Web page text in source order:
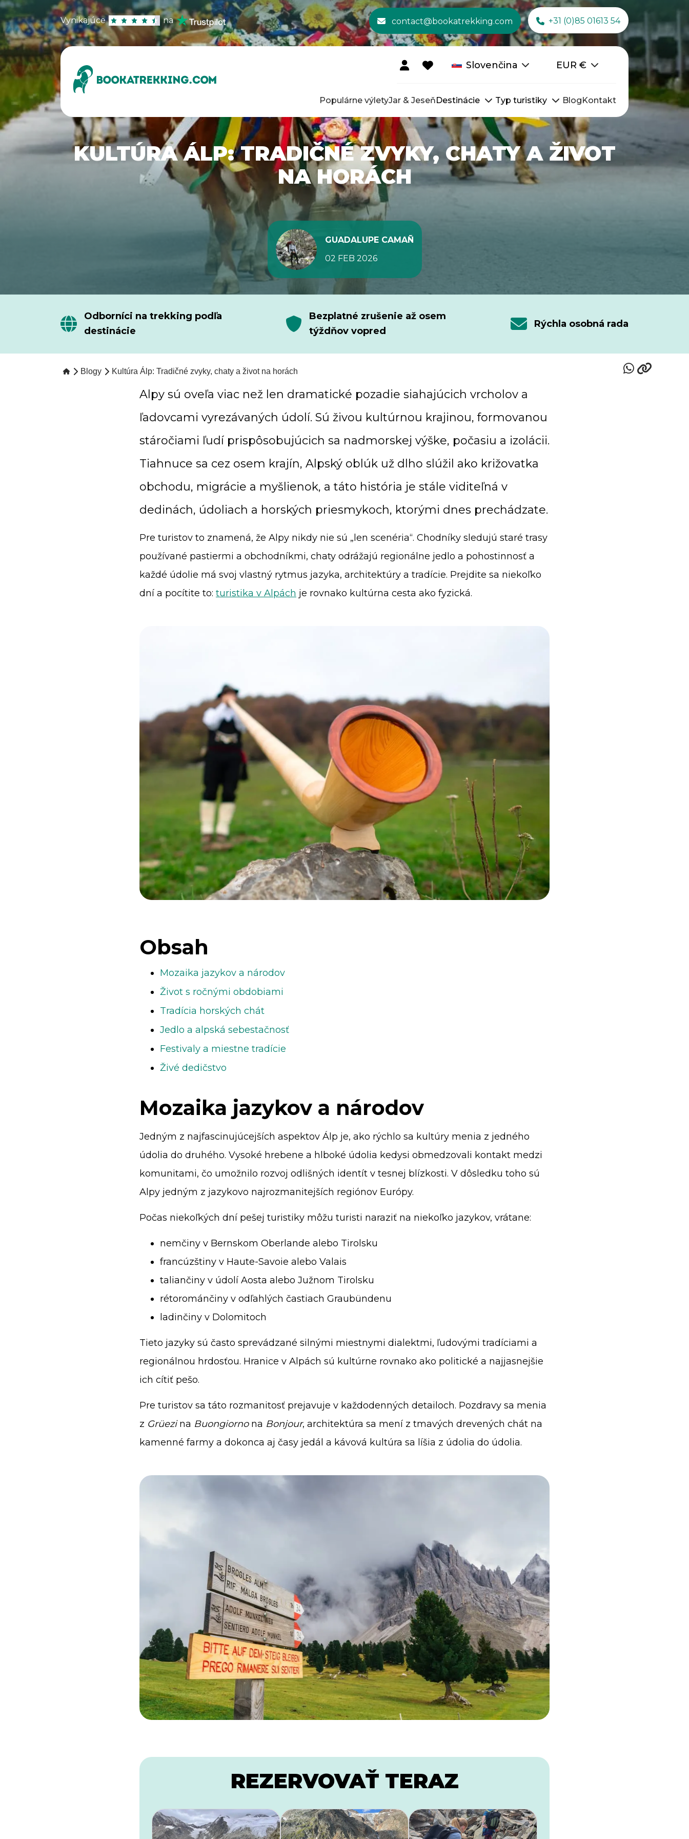
Vynikajúce na contact@bookatrekking.com +31 (0)85 01613 54
Slovenčina EUR €
Populárne výletyJar & JeseňDestinácie Typ turistiky BlogKontakt
KULTÚRA ÁLP: TRADIČNÉ ZVYKY, CHATY A ŽIVOT
NA HORÁCH
GUADALUPE CAMAÑ
02 FEB 2026
Odborníci na trekking podľa
destinácie
Bezplatné zrušenie až osem
týždňov vopred
Rýchla osobná rada
Blogy Kultúra Álp: Tradičné zvyky, chaty a život na horách
Alpy sú oveľa viac než len dramatické pozadie siahajúcich vrcholov a
ľadovcami vyrezávaných údolí. Sú živou kultúrnou krajinou, formovanou
stáročiami ľudí prispôsobujúcich sa nadmorskej výške, počasiu a izolácii.
Tiahnuce sa cez osem krajín, Alpský oblúk už dlho slúžil ako križovatka
obchodu, migrácie a myšlienok, a táto história je stále viditeľná v
dedinách, údoliach a horských priesmykoch, ktorými dnes prechádzate.
Pre turistov to znamená, že Alpy nikdy nie sú „len scenéria“. Chodníky sledujú staré trasy
používané pastiermi a obchodníkmi, chaty odrážajú regionálne jedlo a pohostinnosť a
každé údolie má svoj vlastný rytmus jazyka, architektúry a tradície. Prejdite sa niekoľko
dní a pocítite to: turistika v Alpách je rovnako kultúrna cesta ako fyzická.
Obsah
Mozaika jazykov a národov
Život s ročnými obdobiami
Tradícia horských chát
Jedlo a alpská sebestačnosť
Festivaly a miestne tradície
Živé dedičstvo
Mozaika jazykov a národov
Jedným z najfascinujúcejších aspektov Álp je, ako rýchlo sa kultúry menia z jedného
údolia do druhého. Vysoké hrebene a hlboké údolia kedysi obmedzovali kontakt medzi
komunitami, čo umožnilo rozvoj odlišných identít v tesnej blízkosti. V dôsledku toho sú
Alpy jedným z jazykovo najrozmanitejších regiónov Európy.
Počas niekoľkých dní pešej turistiky môžu turisti naraziť na niekoľko jazykov, vrátane:
nemčiny v Bernskom Oberlande alebo Tirolsku
francúzštiny v Haute-Savoie alebo Valais
taliančiny v údolí Aosta alebo Južnom Tirolsku
rétorománčiny v odľahlých častiach Graubündenu
ladinčiny v Dolomitoch
Tieto jazyky sú často sprevádzané silnými miestnymi dialektmi, ľudovými tradíciami a
regionálnou hrdosťou. Hranice v Alpách sú kultúrne rovnako ako politické a najjasnejšie
ich cítiť pešo.
Pre turistov sa táto rozmanitosť prejavuje v každodenných detailoch. Pozdravy sa menia
z Grüezina Buongiornona Bonjour, architektúra sa mení z tmavých drevených chát na
kamenné farmy a dokonca aj časy jedál a kávová kultúra sa líšia z údolia do údolia.
REZERVOVAŤ TERAZ